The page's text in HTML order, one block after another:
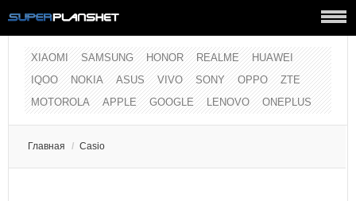
XIAOMI SAMSUNG HONOR REALME
HUAWEI
IQOO
NOKIA ASUS VIVO SONY OPPO
ZTE
MOTOROLA
APPLE GOOGLE LENOVO ONEPLUS
Главная / Casio